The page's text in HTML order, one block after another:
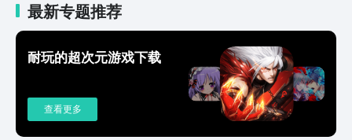
家可以通过完成任务、战斗升级等方式提升角色的各项属
性，不同属性对角色战斗能力影响显著，生命值决定角色
生存能力，内力值影响技能释放次数和威力，攻击力直接
决定输出伤害，防御力则能减少敌人攻击造成的伤害，玩
家也需要根据自身职业和战斗需求，有针对性地提升属
性。游戏中有大量武功秘籍可供玩家学习，分为普通、稀
有、史诗、传说等多个品质，每种武功秘籍都有独特技能
最新专题推荐
耐玩的超次元游戏下载
查看更多